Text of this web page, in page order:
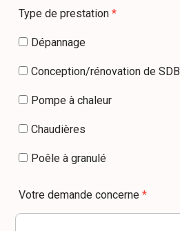
Type de prestation*
Dépannage
Conception/rénovation de SDB
Pompe à chaleur
Chaudières
Poêle à granulé
Votre demande concerne*